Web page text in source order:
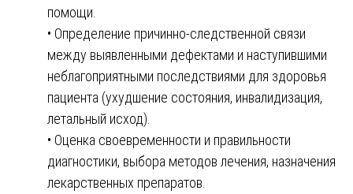
помощи.
• Определение причинно-следственной связи
между выявленными дефектами и наступившими
неблагоприятными последствиями для здоровья
пациента (ухудшение состояния, инвалидизация,
летальный исход).
• Оценка своевременности и правильности
диагностики, выбора методов лечения, назначения
лекарственных препаратов.